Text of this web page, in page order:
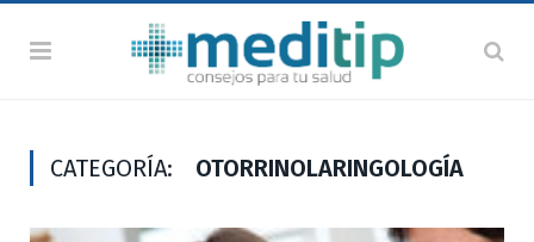
CATEGORÍA: OTORRINOLARINGOLOGÍA